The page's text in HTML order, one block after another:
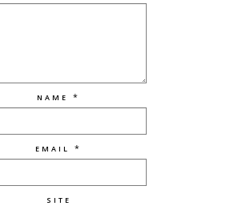
NAME *
EMAIL *
SITE